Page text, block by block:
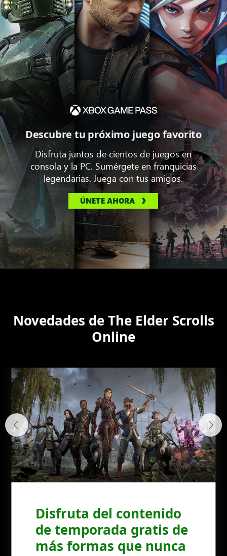
Descubre tu próximo juego favorito
Disfruta juntos de cientos de juegos en
consola y la PC. Sumérgete en franquicias
legendarias. Juega con tus amigos.
ÚNETE AHORA
Novedades de The Elder Scrolls
Online
Disfruta del contenido
de temporada gratis de
más formas que nunca